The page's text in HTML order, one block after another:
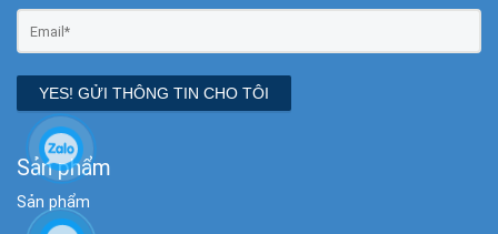
Sản phẩm
Sản phẩm
YES! GỬI THÔNG TIN CHO TÔI